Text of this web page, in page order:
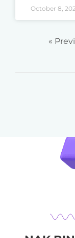
October 8,
«